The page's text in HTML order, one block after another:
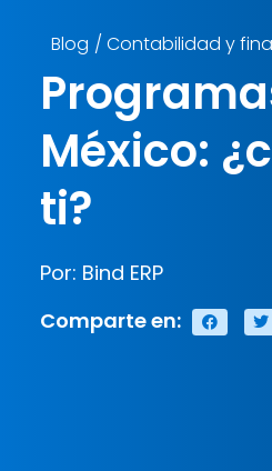
Blog / Contabilidad y
México:
ti?
Por: Bind ERP
Comparte en: